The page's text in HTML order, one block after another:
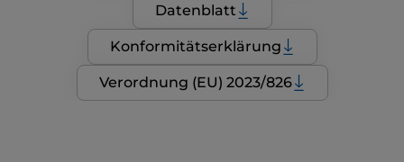
Datenblatt
Konformitätserklärung
Verordnung (EU) 2023/826